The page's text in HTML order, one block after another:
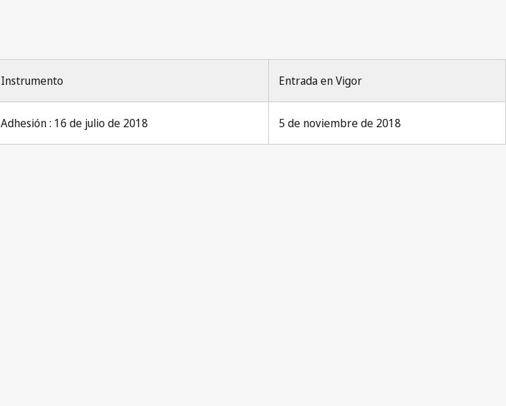
Instrumento Entrada en Vigor
Adhesión : 16 de julio de 2018 5 de noviembre de 2018